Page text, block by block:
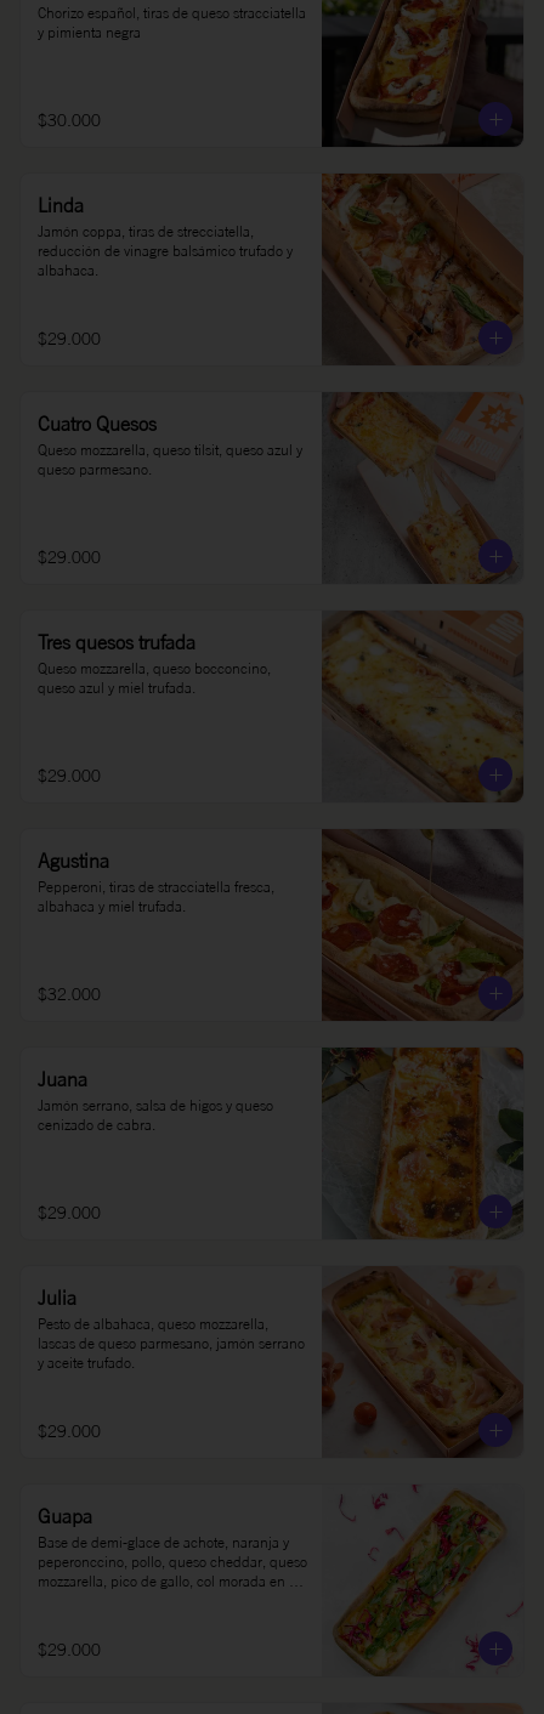
Chorizo español, tiras de queso stracciatella
y pimienta negra
$30.000
Linda
Jamón coppa, tiras de strecciatella,
reducción de vinagre balsámico trufado y
albahaca.
$29.000
Cuatro Quesos
Queso mozzarella, queso tilsit, queso azul y
queso parmesano.
$29.000
Tres quesos trufada
Queso mozzarella, queso bocconcino,
queso azul y miel trufada.
$29.000
Agustina
Pepperoni, tiras de stracciatella fresca,
albahaca y miel trufada.
$32.000
Juana
Jamón serrano, salsa de higos y queso
cenizado de cabra.
$29.000
Julia
Pesto de albahaca, queso mozzarella,
lascas de queso parmesano, jamón serrano
y aceite trufado.
$29.000
Guapa
Base de demi-glace de achote, naranja y
peperonccino, pollo, queso cheddar, queso
mozzarella, pico de gallo, col morada en
$29.000